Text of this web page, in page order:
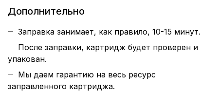
Дополнительно
Заправка занимает, как правило, 10-15 минут.
После заправки, картридж будет проверен и
упакован.
Мы даем гарантию на весь ресурс
заправленного картриджа.